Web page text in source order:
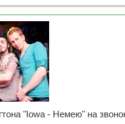
"Iowa - Немею" на